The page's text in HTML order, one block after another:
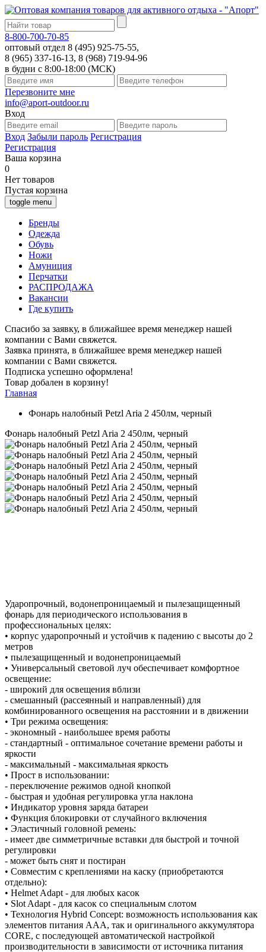
8-800-700-70-85
оптовый отдел 8 (495) 925-75-55,
8 (965) 337-16-13, 8 (968) 719-94-96
в будни с 8:00-18:00 (МСК)
Перезвоните мне
info@aport-outdoor.ru
Вход
Вход Забыли пароль Регистрация
Регистрация
Ваша корзина
0
Нет товаров
Пустая корзина
toggle menu
Бренды
Одежда
Обувь
Ножи
Амуниция
Перчатки
РАСПРОДАЖА
Вакансии
Где купить
Спасибо за заявку, в ближайшее время менеджер нашей
компании с Вами свяжется.
Заявка принята, в ближайшее время менеджер нашей
компании с Вами свяжется.
Подписка успешно оформлена!
Товар добален в корзину!
Главная
Фонарь налобный Petzl Aria 2 450лм, черный
Фонарь налобный Petzl Aria 2 450лм, черный
Ударопрочный, водонепроницаемый и пылезащищенный
фонарь для периодического использования в
профессиональных целях:
• корпус ударопрочный и устойчив к падению с высоты до 2
метров
• пылезащищенный и водонепроницаемый
• Универсальный световой луч обеспечивает комфортное
освещение:
- широкий для освещения вблизи
- смешанный (рассеянный и направленный) для
комбинированного освещения на расстоянии и в движении
• Три режима освещения:
- экономный - наибольшее время работы
- стандартный - оптимальное сочетание времени работы и
яркости
- максимальный - максимальная яркость
• Прост в использовании:
- переключение режимов одной кнопкой
- быстрая и удобная регулировка угла наклона
• Индикатор уровня заряда батареи
• Функция блокировки от случайного включения
• Эластичный головной ремень:
- имеет две симметричные вставки для быстрой и точной
регулировки
- может быть снят и постиран
• Совместим с креплениями на каску (приобретаются
отдельно):
• Helmet Adapt - для любых касок
• Slot Adapt - для касок со специальным слотом
• Технология Hybrid Concept: возможность использования как
элементов питания ААА, так и оригинального аккумулятора
CORE, с последующей автоматической настройкой
производительности в зависимости от источника питания